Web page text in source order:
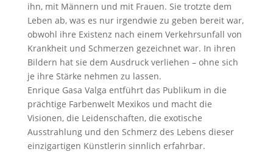
ihn, mit Männern und mit Frauen. Sie trotzte dem
Leben ab, was es nur irgendwie zu geben bereit war,
obwohl ihre Existenz nach einem Verkehrsunfall von
Krankheit und Schmerzen gezeichnet war. In ihren
Bildern hat sie dem Ausdruck verliehen – ohne sich
je ihre Stärke nehmen zu lassen.
Enrique Gasa Valga entführt das Publikum in die
prächtige Farbenwelt Mexikos und macht die
Visionen, die Leidenschaften, die exotische
Ausstrahlung und den Schmerz des Lebens dieser
einzigartigen Künstlerin sinnlich erfahrbar.